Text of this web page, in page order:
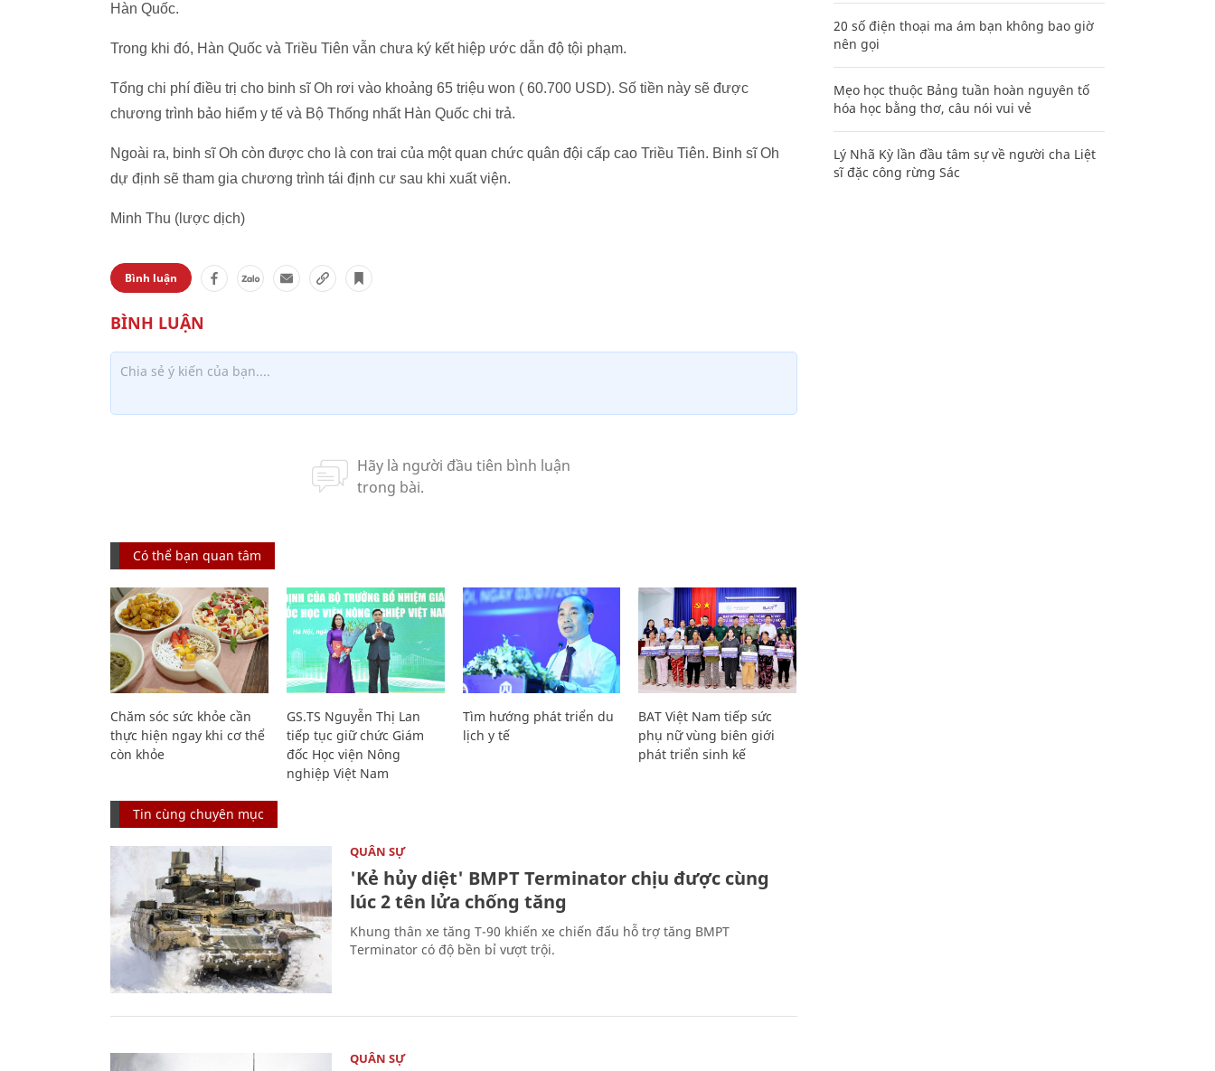
Hàn Quốc.
Trong khi đó, Hàn Quốc và Triều Tiên vẫn chưa ký kết hiệp ước dẫn độ tội phạm.
Tổng chi phí điều trị cho binh sĩ Oh rơi vào khoảng 65 triệu won ( 60.700 USD). Số tiền này sẽ được
chương trình bảo hiểm y tế và Bộ Thống nhất Hàn Quốc chi trả.
Ngoài ra, binh sĩ Oh còn được cho là con trai của một quan chức quân đội cấp cao Triều Tiên. Binh sĩ Oh
dự định sẽ tham gia chương trình tái định cư sau khi xuất viện.
Minh Thu (lược dịch)
Bình luận
Có thể bạn quan tâm
Chăm sóc sức khỏe cần
thực hiện ngay khi cơ thể
còn khỏe
GS.TS Nguyễn Thị Lan
tiếp tục giữ chức Giám
đốc Học viện Nông
nghiệp Việt Nam
Tìm hướng phát triển du
lịch y tế
BAT Việt Nam tiếp sức
phụ nữ vùng biên giới
phát triển sinh kế
Tin cùng chuyên mục
QUÂN SỰ
'Kẻ hủy diệt' BMPT Terminator chịu được cùng
lúc 2 tên lửa chống tăng
Khung thân xe tăng T-90 khiến xe chiến đấu hỗ trợ tăng BMPT
Terminator có độ bền bỉ vượt trội.
QUÂN SỰ
20 số điện thoại ma ám bạn không bao giờ
nên gọi
Mẹo học thuộc Bảng tuần hoàn nguyên tố
hóa học bằng thơ, câu nói vui vẻ
Lý Nhã Kỳ lần đầu tâm sự về người cha Liệt
sĩ đặc công rừng Sác